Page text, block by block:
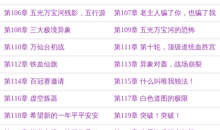
第106章 五光万宝河残影，五行源
晶
第107章 老主人骗了你，也骗了我
第108章 三大极境异象 第109章 五光万宝河的恐怖
第110章 万仙台初战 第111章 第十轮，顶级道统血胜宫
第112章 铁血仙旗 第113章 异象对轰，战场崩裂
第114章 百冠赛邀请 第115章 什么叫唯我独法！
第116章 虚空炼器 第117章 白色道图的极限
第118章 希望新的一年平平安安 第119章 突破！突破！